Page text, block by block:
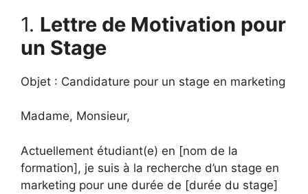
1. Lettre de Motivation pour
un Stage
Objet : Candidature pour un stage en marketing
Madame, Monsieur,
Actuellement étudiant(e) en [nom de la
formation], je suis à la recherche d’un stage en
marketing pour une durée de [durée du stage]